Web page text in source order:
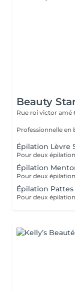
Beauty
Rue roi victor amé
Professionnelle
Épilation Lèvre
Épilation
Épilation Pattes